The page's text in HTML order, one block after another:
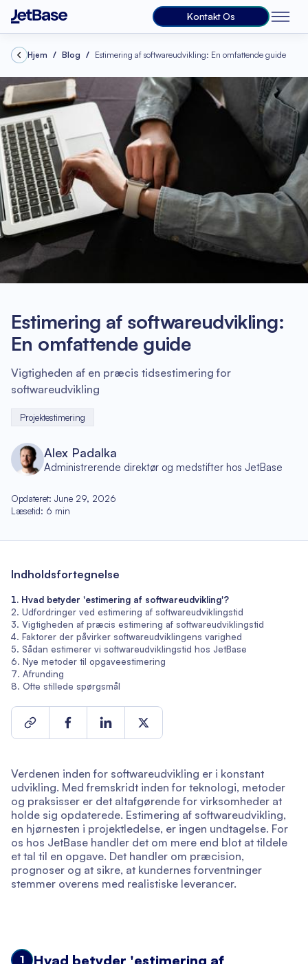
Kontakt Os
Hjem Blog Estimering af softwareudvikling: En omfattende guide
Estimering af softwareudvikling:
En omfattende guide
Vigtigheden af en præcis tidsestimering for
softwareudvikling
Projektestimering
Alex Padalka
Administrerende direktør og medstifter hos JetBase
Opdateret: June 29, 2026
Læsetid: 6 min
Verdenen inden for softwareudvikling er i konstant
udvikling. Med fremskridt inden for teknologi, metoder
og praksisser er det altafgørende for virksomheder at
holde sig opdaterede. Estimering af softwareudvikling,
en hjørnesten i projektledelse, er ingen undtagelse. For
os hos JetBase handler det om mere end blot at tildele
et tal til en opgave. Det handler om præcision,
prognoser og at sikre, at kundernes forventninger
stemmer overens med realistiske leverancer.
1
Hvad betyder 'estimering af
Indholdsfortegnelse
Hvad betyder 'estimering af softwareudvikling'?
Udfordringer ved estimering af softwareudviklingstid
Vigtigheden af præcis estimering af softwareudviklingstid
Faktorer der påvirker softwareudviklingens varighed
Sådan estimerer vi softwareudviklingstid hos JetBase
Nye metoder til opgaveestimering
Afrunding
Ofte stillede spørgsmål